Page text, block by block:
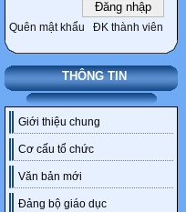
Quên mật khẩu ĐK thành viên
THÔNG TIN
Giới thiệu chung
Cơ cấu tổ chức
Văn bản mới
Đảng bộ giáo dục